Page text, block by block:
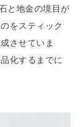
と地金の境目が
をスティック
させていま
化するまでに